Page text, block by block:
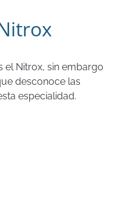
el Nitrox, sin embargo
desconoce las
especialidad.